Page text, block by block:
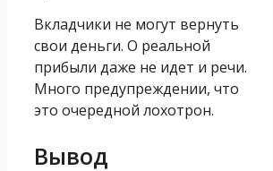
Вкладчики не могут вернуть
свои деньги. О реальной
прибыли даже не идет и речи.
Много предупреждении, что
это очередной лохотрон.
Вывод